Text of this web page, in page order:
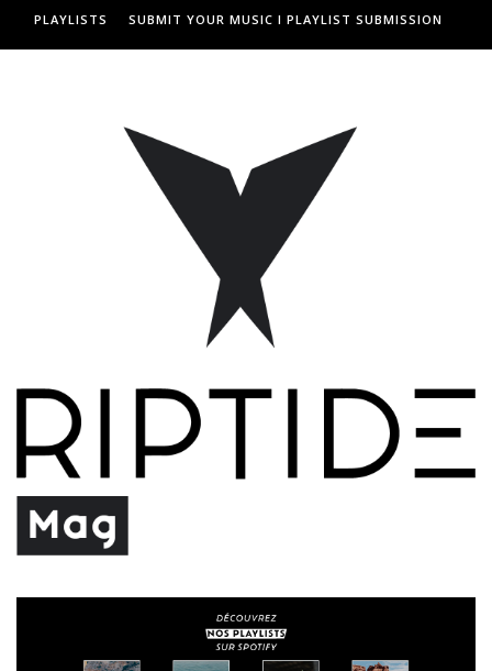
PLAYLISTS SUBMIT YOUR MUSIC I PLAYLIST SUBMISSION